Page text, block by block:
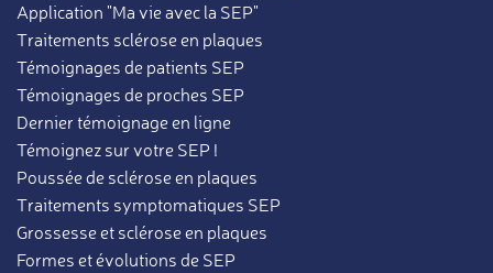
Application "Ma vie avec la SEP"
Traitements sclérose en plaques
Témoignages de patients SEP
Témoignages de proches SEP
Dernier témoignage en ligne
Témoignez sur votre SEP !
Poussée de sclérose en plaques
Traitements symptomatiques SEP
Grossesse et sclérose en plaques
Formes et évolutions de SEP